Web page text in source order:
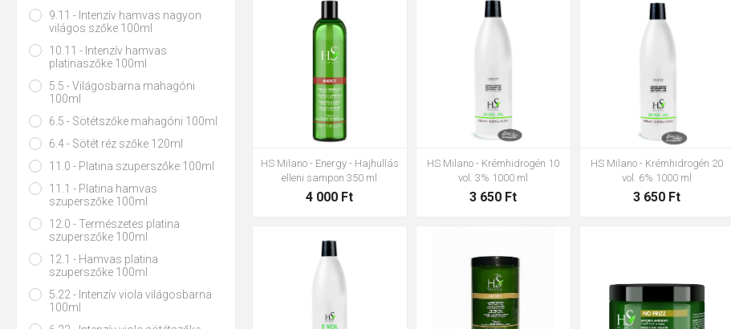
HS Milano - Energy - Hajhullás
elleni sampon 350 ml
4 000 Ft
HS Milano - Krémhidrogén 10
vol. 3% 1000 ml
3 650 Ft
HS Milano - Krémhidrogén 20
vol. 6% 1000 ml
3 650 Ft
9.11 - Intenzív hamvas nagyon
világos szőke 100ml
10.11 - Intenzív hamvas
platinaszőke 100ml
5.5 - Világosbarna mahagóni
100ml
6.5 - Sötétszőke mahagóni 100ml
6.4 - Sötét réz szőke 120ml
11.0 - Platina szuperszőke 100ml
11.1 - Platina hamvas
szuperszőke 100ml
12.0 - Természetes platina
szuperszőke 100ml
12.1 - Hamvas platina
szuperszőke 100ml
5.22 - Intenzív viola világosbarna
100ml